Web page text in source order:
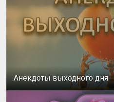
Анекдоты выходного дня